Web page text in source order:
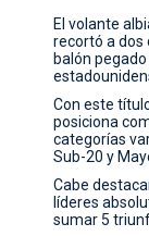
El volante
recortó a dos
balón
Con este
posiciona
categorías
Sub-20 y
Cabe
líderes
sumar 5